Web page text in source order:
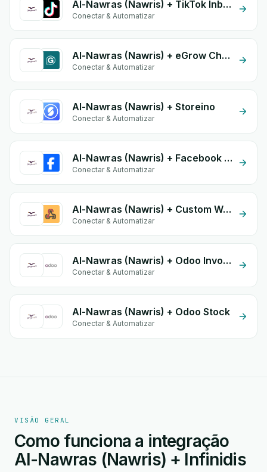
Al-Nawras (Nawris) + TikTok Inbox
Conectar & Automatizar
Al-Nawras (Nawris) + eGrow Chat Widget
Conectar & Automatizar
Al-Nawras (Nawris) + Storeino
Conectar & Automatizar
Al-Nawras (Nawris) + Facebook Comments
Conectar & Automatizar
Al-Nawras (Nawris) + Custom Webhook
Conectar & Automatizar
Al-Nawras (Nawris) + Odoo Invoices
Conectar & Automatizar
Al-Nawras (Nawris) + Odoo Stock
Conectar & Automatizar
VISÃO GERAL
Como funciona a integração
Al-Nawras (Nawris) + Infinidis